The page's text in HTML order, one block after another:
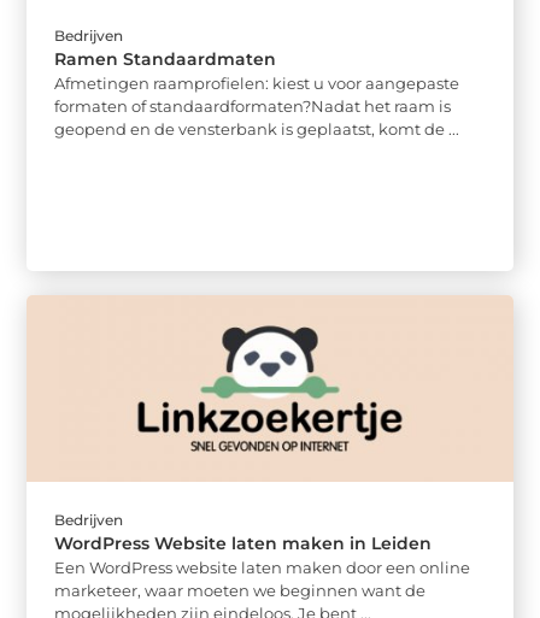
Bedrijven
Ramen Standaardmaten
Afmetingen raamprofielen: kiest u voor aangepaste
formaten of standaardformaten?Nadat het raam is
geopend en de vensterbank is geplaatst, komt de ...
Bedrijven
WordPress Website laten maken in Leiden
Een WordPress website laten maken door een online
marketeer, waar moeten we beginnen want de
mogelijkheden zijn eindeloos. Je bent ...